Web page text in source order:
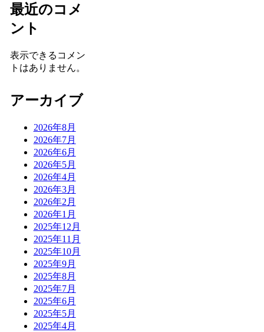
最近のコメ
ント
表示できるコメン
トはありません。
アーカイブ
2026年8月
2026年7月
2026年6月
2026年5月
2026年4月
2026年3月
2026年2月
2026年1月
2025年12月
2025年11月
2025年10月
2025年9月
2025年8月
2025年7月
2025年6月
2025年5月
2025年4月